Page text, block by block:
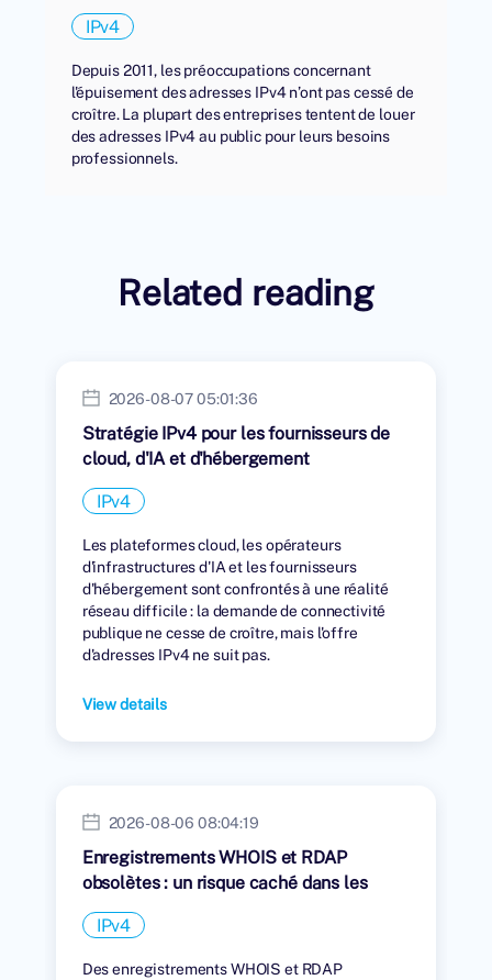
IPv4
Depuis 2011, les préoccupations concernant
l'épuisement des adresses IPv4 n’ont pas cessé de
croître. La plupart des entreprises tentent de louer
des adresses IPv4 au public pour leurs besoins
professionnels.
Related reading
2026-08-07 05:01:36
Stratégie IPv4 pour les fournisseurs de
cloud, d'IA et d'hébergement
IPv4
Les plateformes cloud, les opérateurs
d'infrastructures d'IA et les fournisseurs
d'hébergement sont confrontés à une réalité
réseau difficile : la demande de connectivité
publique ne cesse de croître, mais l'offre
d'adresses IPv4 ne suit pas.
View details
2026-08-06 08:04:19
Enregistrements WHOIS et RDAP
obsolètes : un risque caché dans les
transferts IPv4
IPv4
Des enregistrements WHOIS et RDAP